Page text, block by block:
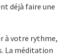
déjà faire une
à votre rythme,
La méditation